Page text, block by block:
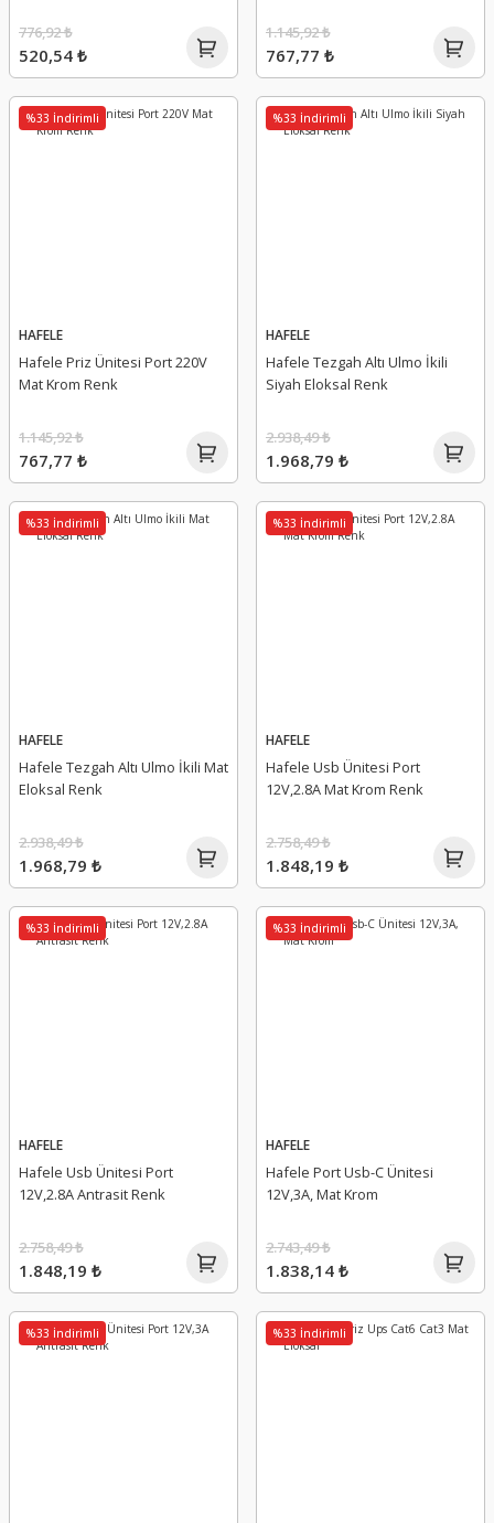
520,54 ₺
776,92 ₺
767,77 ₺
1.145,92 ₺
%33 İndirimli
HAFELE
Hafele Priz Ünitesi Port 220V
Mat Krom Renk
767,77 ₺
1.145,92 ₺
%33 İndirimli
HAFELE
Hafele Tezgah Altı Ulmo İkili
Siyah Eloksal Renk
1.968,79 ₺
2.938,49 ₺
%33 İndirimli
HAFELE
Hafele Tezgah Altı Ulmo İkili Mat
Eloksal Renk
1.968,79 ₺
2.938,49 ₺
%33 İndirimli
HAFELE
Hafele Usb Ünitesi Port
12V,2.8A Mat Krom Renk
1.848,19 ₺
2.758,49 ₺
%33 İndirimli
HAFELE
Hafele Usb Ünitesi Port
12V,2.8A Antrasit Renk
1.848,19 ₺
2.758,49 ₺
%33 İndirimli
HAFELE
Hafele Port Usb-C Ünitesi
12V,3A, Mat Krom
1.838,14 ₺
2.743,49 ₺
%33 İndirimli %33 İndirimli